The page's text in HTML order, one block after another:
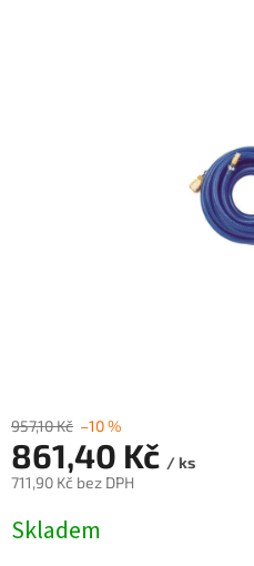
957,10 Kč –10 %
861,40 Kč / ks
711,90 Kč bez DPH
cena:
Skladem